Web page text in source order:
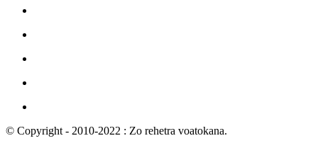
© Copyright - 2010-2022 : Zo rehetra voatokana.